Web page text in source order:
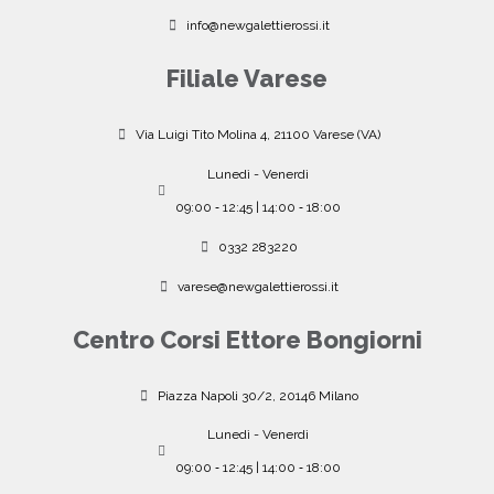
info@newgalettierossi.it
Filiale Varese
Via Luigi Tito Molina 4, 21100 Varese (VA)
Lunedì - Venerdì
09:00 ‐ 12:45 | 14:00 ‐ 18:00
0332 283220
varese@newgalettierossi.it
Centro Corsi Ettore Bongiorni
Piazza Napoli 30/2, 20146 Milano
Lunedì - Venerdì
09:00 ‐ 12:45 | 14:00 ‐ 18:00